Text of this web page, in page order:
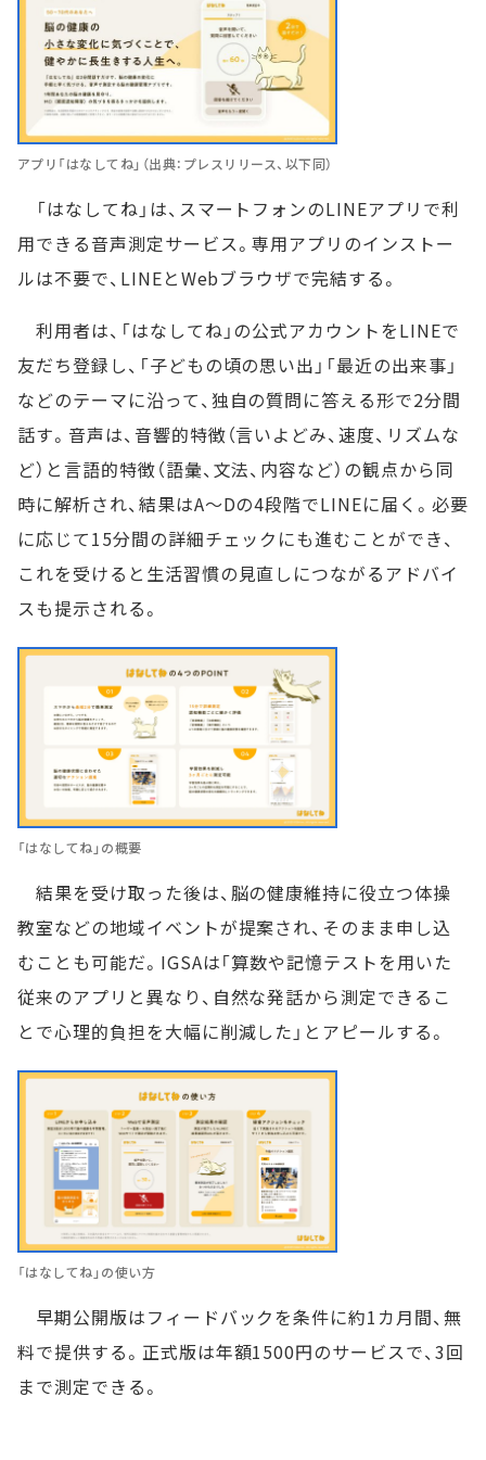
アプリ「はなしてね」（出典：プレスリリース、以下同）
「はなしてね」は、スマートフォンのLINEアプリで利
用できる音声測定サービス。専用アプリのインストー
ルは不要で、LINEとWebブラウザで完結する。
利用者は、「はなしてね」の公式アカウントをLINEで
友だち登録し、「子どもの頃の思い出」「最近の出来事」
などのテーマに沿って、独自の質問に答える形で2分間
話す。音声は、音響的特徴（言いよどみ、速度、リズムな
ど）と言語的特徴（語彙、文法、内容など）の観点から同
時に解析され、結果はA～Dの4段階でLINEに届く。必要
に応じて15分間の詳細チェックにも進むことができ、
これを受けると生活習慣の見直しにつながるアドバイ
スも提示される。
「はなしてね」の概要
結果を受け取った後は、脳の健康維持に役立つ体操
教室などの地域イベントが提案され、そのまま申し込
むことも可能だ。IGSAは「算数や記憶テストを用いた
従来のアプリと異なり、自然な発話から測定できるこ
とで心理的負担を大幅に削減した」とアピールする。
「はなしてね」の使い方
早期公開版はフィードバックを条件に約1カ月間、無
料で提供する。正式版は年額1500円のサービスで、3回
まで測定できる。